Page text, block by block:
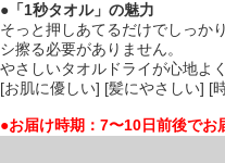
●「1秒タオル」の魅力
そっと押しあてるだけでしっか
シ擦る必要がありません。
やさしいタオルドライが心地よ
[お肌に優しい] [髪にやさしい] [
●お届け時期：7〜10日前後でお